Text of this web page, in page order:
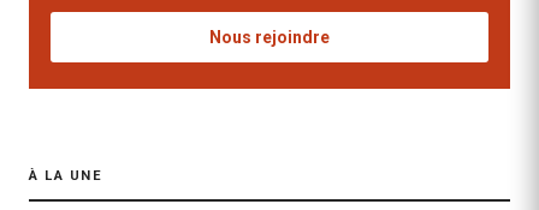
Nous rejoindre
À LA UNE